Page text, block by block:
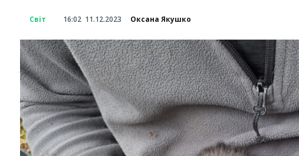
Світ 16:02 11.12.2023 Оксана Якушко